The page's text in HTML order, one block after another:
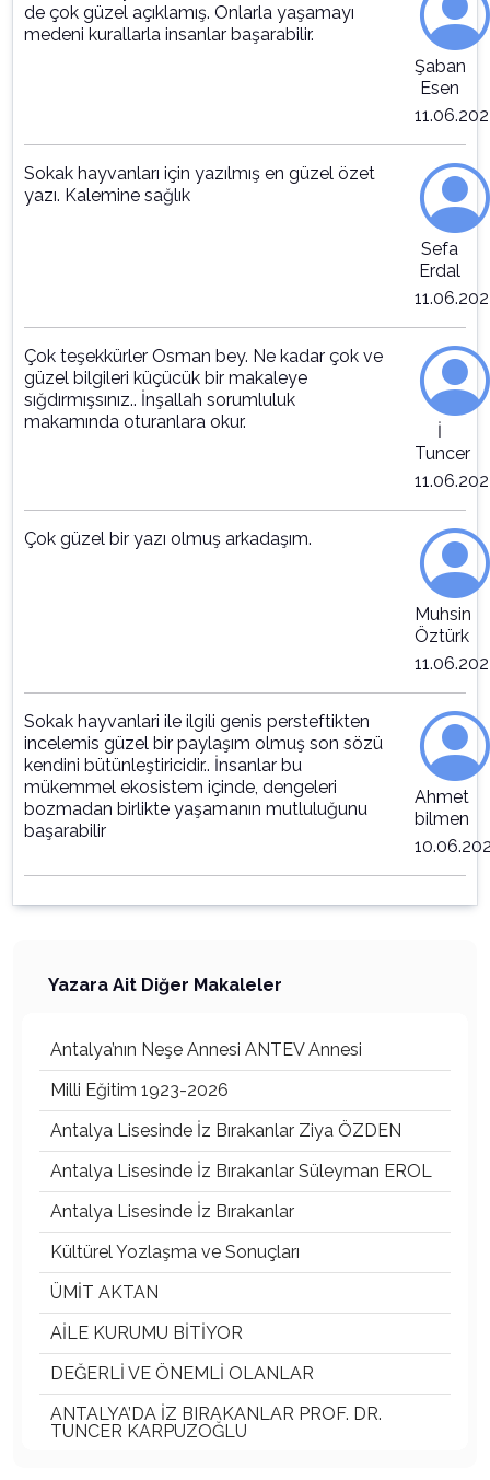
de çok güzel açıklamış. Onlarla yaşamayı
medeni kurallarla insanlar başarabilir.
Şaban
Esen
Sokak hayvanları için yazılmış en güzel özet
yazı. Kalemine sağlık
Sefa
Erdal
Çok teşekkürler Osman bey. Ne kadar çok ve
güzel bilgileri küçücük bir makaleye
sığdırmışsınız.. İnşallah sorumluluk
makamında oturanlara okur.
İ
Tuncer
Çok güzel bir yazı olmuş arkadaşım.
Muhsin
Öztürk
Sokak hayvanlari ile ilgili genis persteftikten
incelemis güzel bir paylaşım olmuş son sözü
kendini bütünleştiricidir.. İnsanlar bu
mükemmel ekosistem içinde, dengeleri
bozmadan birlikte yaşamanın mutluluğunu
başarabilir
Ahmet
bilmen
Yazara Ait Diğer Makaleler
Antalya’nın Neşe Annesi ANTEV Annesi
Milli Eğitim 1923-2026
Antalya Lisesinde İz Bırakanlar Ziya ÖZDEN
Antalya Lisesinde İz Bırakanlar Süleyman EROL
Antalya Lisesinde İz Bırakanlar
Kültürel Yozlaşma ve Sonuçları
ÜMİT AKTAN
AİLE KURUMU BİTİYOR
DEĞERLİ VE ÖNEMLİ OLANLAR
ANTALYA’DA İZ BIRAKANLAR PROF. DR.
TUNCER KARPUZOĞLU